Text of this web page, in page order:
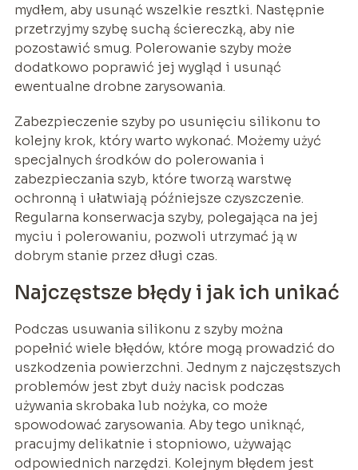
mydłem, aby usunąć wszelkie resztki. Następnie
przetrzyjmy szybę suchą ściereczką, aby nie
pozostawić smug. Polerowanie szyby może
dodatkowo poprawić jej wygląd i usunąć
ewentualne drobne zarysowania.
Zabezpieczenie szyby po usunięciu silikonu to
kolejny krok, który warto wykonać. Możemy użyć
specjalnych środków do polerowania i
zabezpieczania szyb, które tworzą warstwę
ochronną i ułatwiają późniejsze czyszczenie.
Regularna konserwacja szyby, polegająca na jej
myciu i polerowaniu, pozwoli utrzymać ją w
dobrym stanie przez długi czas.
Najczęstsze błędy i jak ich unikać
Podczas usuwania silikonu z szyby można
popełnić wiele błędów, które mogą prowadzić do
uszkodzenia powierzchni. Jednym z najczęstszych
problemów jest zbyt duży nacisk podczas
używania skrobaka lub nożyka, co może
spowodować zarysowania. Aby tego uniknąć,
pracujmy delikatnie i stopniowo, używając
odpowiednich narzędzi. Kolejnym błędem jest